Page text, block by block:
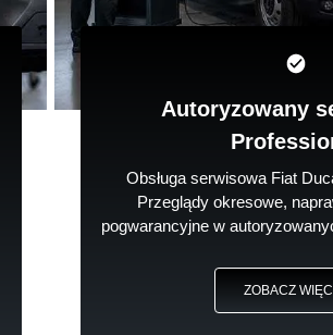
Autoryzowany
Obsługa serwisowa Fiat
Przeglądy okresowe,
pogwarancyjne w
ZOBACZ